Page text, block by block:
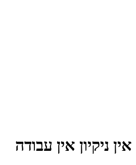
אין ניקיון אין עבודה